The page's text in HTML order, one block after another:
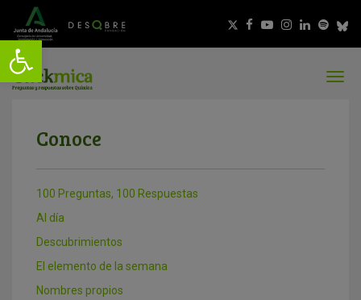
Conoce
100 Preguntas, 100 Respuestas
Al día
Descubrimientos
El elemento de la semana
Nombres propios